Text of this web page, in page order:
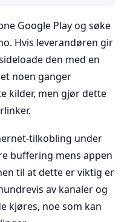
Google Play og søke
Hvis leverandøren gir
den med en
noen ganger
kilder, men gjør dette
tilkobling under
buffering mens appen
til at dette er viktig er
av kanaler og
kjøres, noe som kan